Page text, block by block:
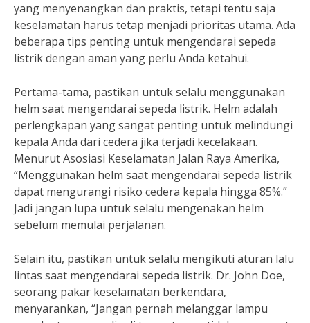
yang menyenangkan dan praktis, tetapi tentu saja
keselamatan harus tetap menjadi prioritas utama. Ada
beberapa tips penting untuk mengendarai sepeda
listrik dengan aman yang perlu Anda ketahui.
Pertama-tama, pastikan untuk selalu menggunakan
helm saat mengendarai sepeda listrik. Helm adalah
perlengkapan yang sangat penting untuk melindungi
kepala Anda dari cedera jika terjadi kecelakaan.
Menurut Asosiasi Keselamatan Jalan Raya Amerika,
“Menggunakan helm saat mengendarai sepeda listrik
dapat mengurangi risiko cedera kepala hingga 85%.”
Jadi jangan lupa untuk selalu mengenakan helm
sebelum memulai perjalanan.
Selain itu, pastikan untuk selalu mengikuti aturan lalu
lintas saat mengendarai sepeda listrik. Dr. John Doe,
seorang pakar keselamatan berkendara,
menyarankan, “Jangan pernah melanggar lampu